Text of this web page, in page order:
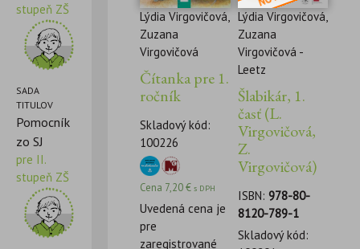
stupeň ZŠ
SADA
TITULOV
Pomocník
zo SJ
pre II.
stupeň ZŠ
Lýdia Virgovičová,
Zuzana
Virgovičová
Čítanka pre 1.
ročník
Skladový kód:
100226
Cena 7,20€ s DPH
Uvedená cena je
pre
zaregistrované
Lýdia Virgovičová,
Zuzana
Virgovičová -
Leetz
Šlabikár, 1.
časť (L.
Virgovičová,
Z.
Virgovičová)
ISBN: 978-80-
8120-789-1
Skladový kód: